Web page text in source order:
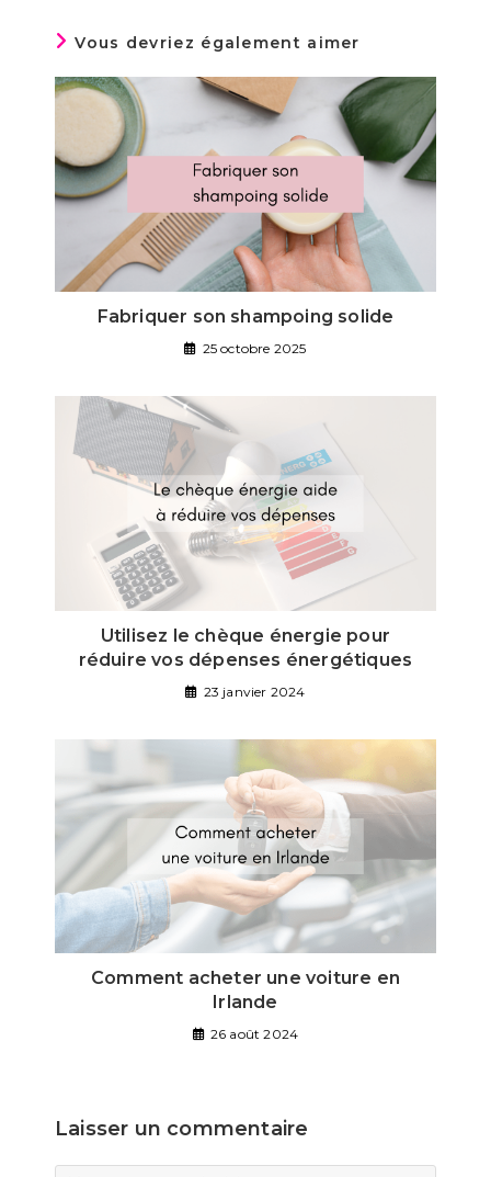
Vous devriez également aimer
Fabriquer son shampoing solide
25 octobre 2025
Utilisez le chèque énergie pour
réduire vos dépenses énergétiques
23 janvier 2024
Comment acheter une voiture en
Irlande
26 août 2024
Laisser un commentaire